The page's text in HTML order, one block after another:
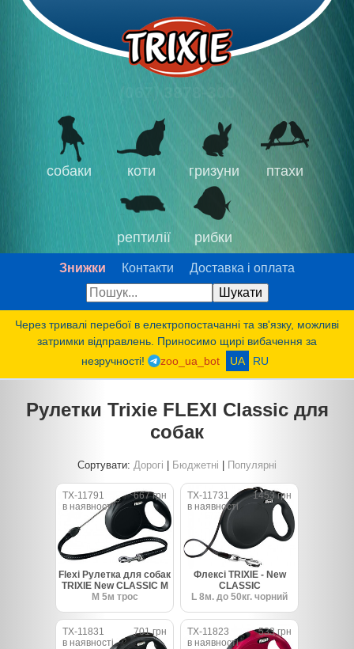
(067) 3878-300
собаки коти гризуни птахи
рептилії рибки
Знижки Контакти Доставка і оплата
Через тривалі перебої в електропостачанні та зв'язку, можливі
затримки відправлень. Приносимо щирі вибачення за
незручності!
zoo_ua_bot UA RU
Рулетки Trixie FLEXI Classic для
собак
Сортувати: Дорогі Бюджетні Популярні
TX-11791
в наявності
667 грн
Flexi Рулетка для собак
TRIXIE New CLASSIC M
M 5м трос
TX-11731
в наявності
1453 грн
Флексі TRIXIE - New
CLASSIC
L 8м. до 50кг. чорний
TX-11831
в наявності
701 грн
TX-11823
в наявності
533 грн